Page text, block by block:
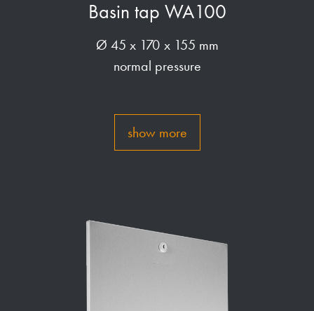
Basin tap WA100
Ø 45 x 170 x 155 mm
normal pressure
show more